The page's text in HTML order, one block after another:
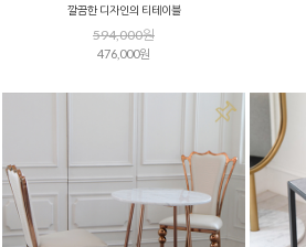
깔끔한 디자인의 티테이블
594,000원
476,000원